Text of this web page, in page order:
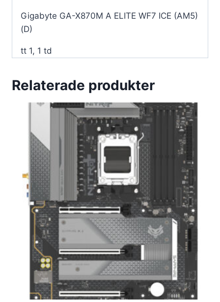
Gigabyte GA-X870M A ELITE WF7 ICE (AM5)
(D)
tt 1, 1 td
Relaterade produkter